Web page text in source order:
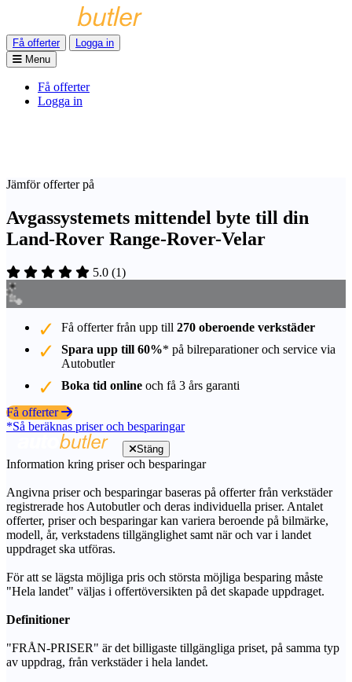
Få offerter
Logga in
Menu
Få offerter
Logga in
Jämför offerter på
Avgassystemets mittendel byte till din
Land-Rover Range-Rover-Velar
5.0 (1)
Få offerter från upp till 270 oberoende verkstäder
Spara upp till 60%* på bilreparationer och service via
Autobutler
Boka tid online och få 3 års garanti
Få offerter
*Så beräknas priser och besparingar
Stäng
Information kring priser och besparingar
Angivna priser och besparingar baseras på offerter från verkstäder
registrerade hos Autobutler och deras individuella priser. Antalet
offerter, priser och besparingar kan variera beroende på bilmärke,
modell, år, verkstadens tillgänglighet samt när och var i landet
uppdraget ska utföras.
För att se lägsta möjliga pris och största möjliga besparing måste
"Hela landet" väljas i offertöversikten på det skapade uppdraget.
Definitioner
"FRÅN-PRISER" är det billigaste tillgängliga priset, på samma typ
av uppdrag, från verkstäder i hela landet.